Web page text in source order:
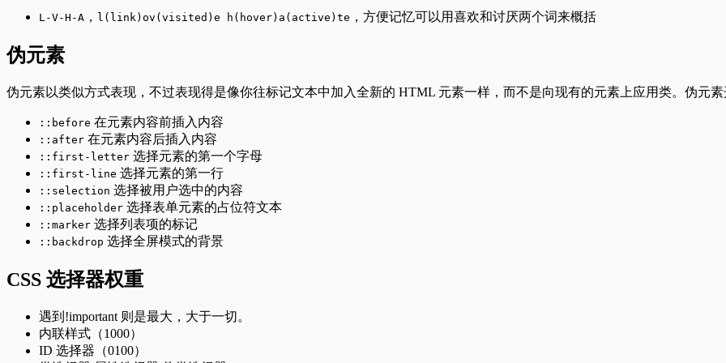
L-V-H-A ， l(link)ov(visited)e h(hover)a(active)te ，方便记忆可以用喜欢和讨厌两个词来概括
伪元素
伪元素以类似方式表现，不过表现得是像你往标记文本中加入全新的 HTML 元素一样，而不是向现有的元素上应用类。伪元
::before 在元素内容前插入内容
::after 在元素内容后插入内容
::first-letter 选择元素的第一个字母
::first-line 选择元素的第一行
::selection 选择被用户选中的内容
::placeholder 选择表单元素的占位符文本
::marker 选择列表项的标记
::backdrop 选择全屏模式的背景
CSS 选择器权重
遇到!important 则是最大，大于一切。
内联样式（1000）
ID 选择器（0100）